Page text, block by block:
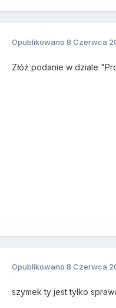
Opublikowano 8 Czerwca
Złóż podanie w dziale
Opublikowano 8 Czerwca
szymek ty jest tylko